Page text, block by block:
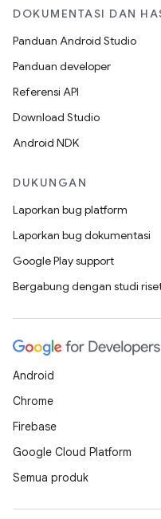
DOKUMENTASI DAN
Panduan Android Studio
Panduan developer
Referensi API
Download Studio
Android NDK
DUKUNGAN
Laporkan bug platform
Laporkan bug dokumentasi
Google Play support
Bergabung dengan studi
Android
Chrome
Firebase
Google Cloud Platform
Semua produk